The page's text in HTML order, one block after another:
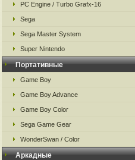
PC Engine / Turbo Grafx-16
Sega
Sega Master System
Super Nintendo
Портативные
Game Boy
Game Boy Advance
Game Boy Color
Sega Game Gear
WonderSwan / Color
Аркадные